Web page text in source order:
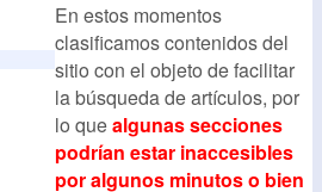
En estos momentos
clasificamos contenidos del
sitio con el objeto de facilitar
la búsqueda de artículos, por
lo quealgunas secciones
podrían estar inaccesibles
por algunos minutos o bien